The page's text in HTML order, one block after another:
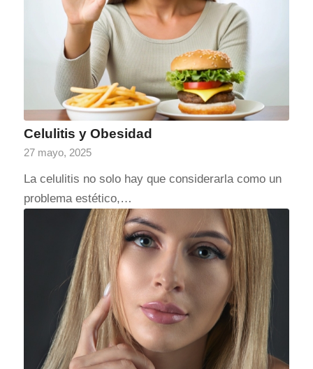
Celulitis y Obesidad
27 mayo, 2025
La celulitis no solo hay que considerarla como un
problema estético,…